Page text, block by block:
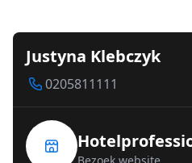
Justyna Klebczyk
0205811111